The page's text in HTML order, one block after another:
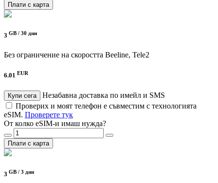
Плати с карта
3 GB / 30 дни
Без ограничение на скоростта Beeline, Tele2
6.01 EUR
Купи сега
Незабавна доставка по имейл и SMS
Проверих и моят телефон е съвместим с технологията
eSIM. Проверете тук
От колко eSIM-и имаш нужда?
Плати с карта
3 GB / 3 дни